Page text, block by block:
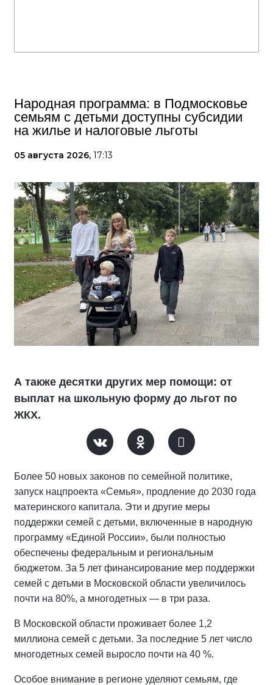
Народная программа: в Подмосковье
семьям с детьми доступны субсидии
на жилье и налоговые льготы
05 августа 2026, 17:13
А также десятки других мер помощи: от
выплат на школьную форму до льгот по
ЖКХ.
Более 50 новых законов по семейной политике,
запуск нацпроекта «Семья», продление до 2030 года
материнского капитала. Эти и другие меры
поддержки семей с детьми, включенные в народную
программу «Единой России», были полностью
обеспечены федеральным и региональным
бюджетом. За 5 лет финансирование мер поддержки
семей с детьми в Московской области увеличилось
почти на 80%, а многодетных — в три раза.
В Московской области проживает более 1,2
миллиона семей с детьми. За последние 5 лет число
многодетных семей выросло почти на 40 %.
Особое внимание в регионе уделяют семьям, где